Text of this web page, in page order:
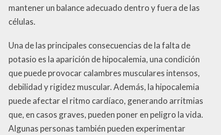
mantener un balance adecuado dentro y fuera de las
células.
Una de las principales consecuencias de la falta de
potasio es la aparición de hipocalemia, una condición
que puede provocar calambres musculares intensos,
debilidad y rigidez muscular. Además, la hipocalemia
puede afectar el ritmo cardíaco, generando arritmias
que, en casos graves, pueden poner en peligro la vida.
Algunas personas también pueden experimentar